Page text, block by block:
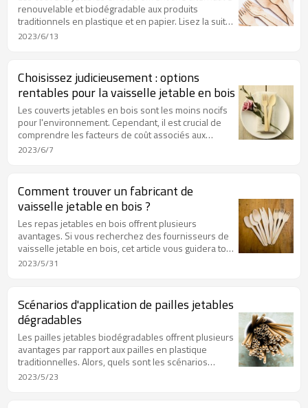
renouvelable et biodégradable aux produits
traditionnels en plastique et en papier. Lisez la suite
pour savoir comment est fabriquée la vaisselle
2023/6/13
Choisissez judicieusement : options
rentables pour la vaisselle jetable en bois
Les couverts jetables en bois sont les moins nocifs
pour l'environnement. Cependant, il est crucial de
comprendre les facteurs de coût associés aux
couverts jetables en bois pour prendre une décision
2023/6/7
Comment trouver un fabricant de
vaisselle jetable en bois ?
Les repas jetables en bois offrent plusieurs
avantages. Si vous recherchez des fournisseurs de
vaisselle jetable en bois, cet article vous guidera tout
au long du processus, en vous fournissant des
2023/5/31
Scénarios d'application de pailles jetables
dégradables
Les pailles jetables biodégradables offrent plusieurs
avantages par rapport aux pailles en plastique
traditionnelles. Alors, quels sont les scénarios
d’application des pailles jetables dégradables ?
2023/5/23